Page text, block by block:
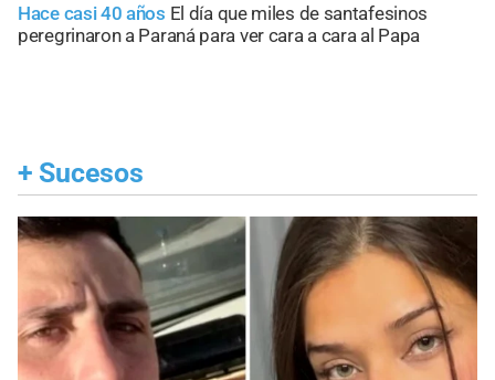
Hace casi 40 años El día que miles de santafesinos
peregrinaron a Paraná para ver cara a cara al Papa
+ Sucesos